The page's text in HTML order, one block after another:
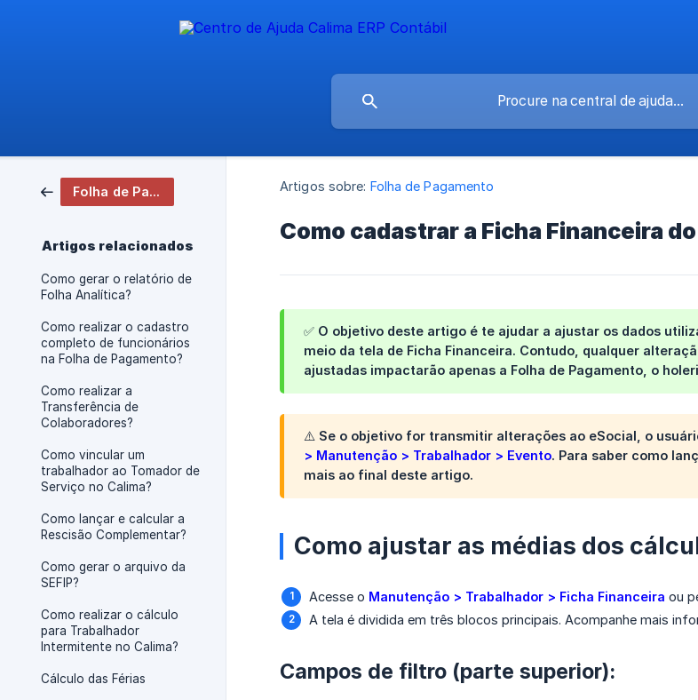
Folha de Pagamento
Artigos relacionados
Como gerar o relatório de
Folha Analítica?
Como realizar o cadastro
completo de funcionários
na Folha de Pagamento?
Como realizar a
Transferência de
Colaboradores?
Como vincular um
trabalhador ao Tomador de
Serviço no Calima?
Como lançar e calcular a
Rescisão Complementar?
Como gerar o arquivo da
SEFIP?
Como realizar o cálculo
para Trabalhador
Intermitente no Calima?
Cálculo das Férias
Artigos sobre: Folha de Pagamento
Como cadastrar a Ficha Financeira
✅ O objetivo deste artigo é te ajudar a ajustar os dados
meio da tela de Ficha Financeira. Contudo, qualquer
ajustadas impactarão apenas a Folha de Pagamento , o
⚠️ Se o objetivo for transmitir alterações ao eSocial, o
> Manutenção > Trabalhador > Evento. Para saber como
mais ao final deste artigo.
Como ajustar as médias dos
Acesse o Manutenção > Trabalhador > Ficha Financeira ou
A tela é dividida em três blocos principais. Acompanhe mais
Campos de filtro (parte superior):